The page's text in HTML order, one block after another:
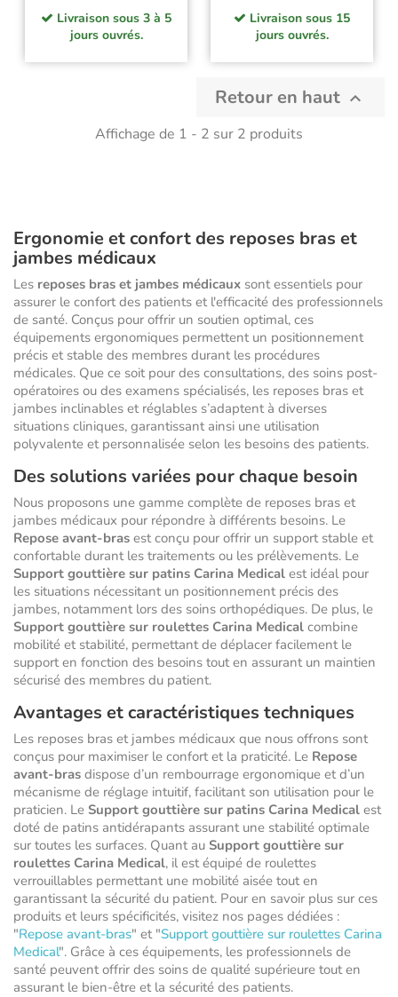
Livraison sous 3 à 5
jours ouvrés.
Livraison sous 15
jours ouvrés.
Retour en haut 
Affichage de 1 - 2 sur 2 produits
Ergonomie et confort des reposes bras et
jambes médicaux
Les reposes bras et jambes médicaux sont essentiels pour
assurer le confort des patients et l'efficacité des professionnels
de santé. Conçus pour offrir un soutien optimal, ces
équipements ergonomiques permettent un positionnement
précis et stable des membres durant les procédures
médicales. Que ce soit pour des consultations, des soins post-
opératoires ou des examens spécialisés, les reposes bras et
jambes inclinables et réglables s’adaptent à diverses
situations cliniques, garantissant ainsi une utilisation
polyvalente et personnalisée selon les besoins des patients.
Des solutions variées pour chaque besoin
Nous proposons une gamme complète de reposes bras et
jambes médicaux pour répondre à différents besoins. Le
Repose avant-bras est conçu pour offrir un support stable et
confortable durant les traitements ou les prélèvements. Le
Support gouttière sur patins Carina Medical est idéal pour
les situations nécessitant un positionnement précis des
jambes, notamment lors des soins orthopédiques. De plus, le
Support gouttière sur roulettes Carina Medical combine
mobilité et stabilité, permettant de déplacer facilement le
support en fonction des besoins tout en assurant un maintien
sécurisé des membres du patient.
Avantages et caractéristiques techniques
Les reposes bras et jambes médicaux que nous offrons sont
conçus pour maximiser le confort et la praticité. Le Repose
avant-bras dispose d’un rembourrage ergonomique et d’un
mécanisme de réglage intuitif, facilitant son utilisation pour le
praticien. Le Support gouttière sur patins Carina Medical est
doté de patins antidérapants assurant une stabilité optimale
sur toutes les surfaces. Quant au Support gouttière sur
roulettes Carina Medical, il est équipé de roulettes
verrouillables permettant une mobilité aisée tout en
garantissant la sécurité du patient. Pour en savoir plus sur ces
produits et leurs spécificités, visitez nos pages dédiées :
"Repose avant-bras" et "Support gouttière sur roulettes Carina
Medical". Grâce à ces équipements, les professionnels de
santé peuvent offrir des soins de qualité supérieure tout en
assurant le bien-être et la sécurité des patients.